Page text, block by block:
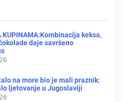
KUPINAMA:Kombinacija keksa,
daje savršeno
na more bio je mali praznik:
ljetovanje u Jugoslaviji